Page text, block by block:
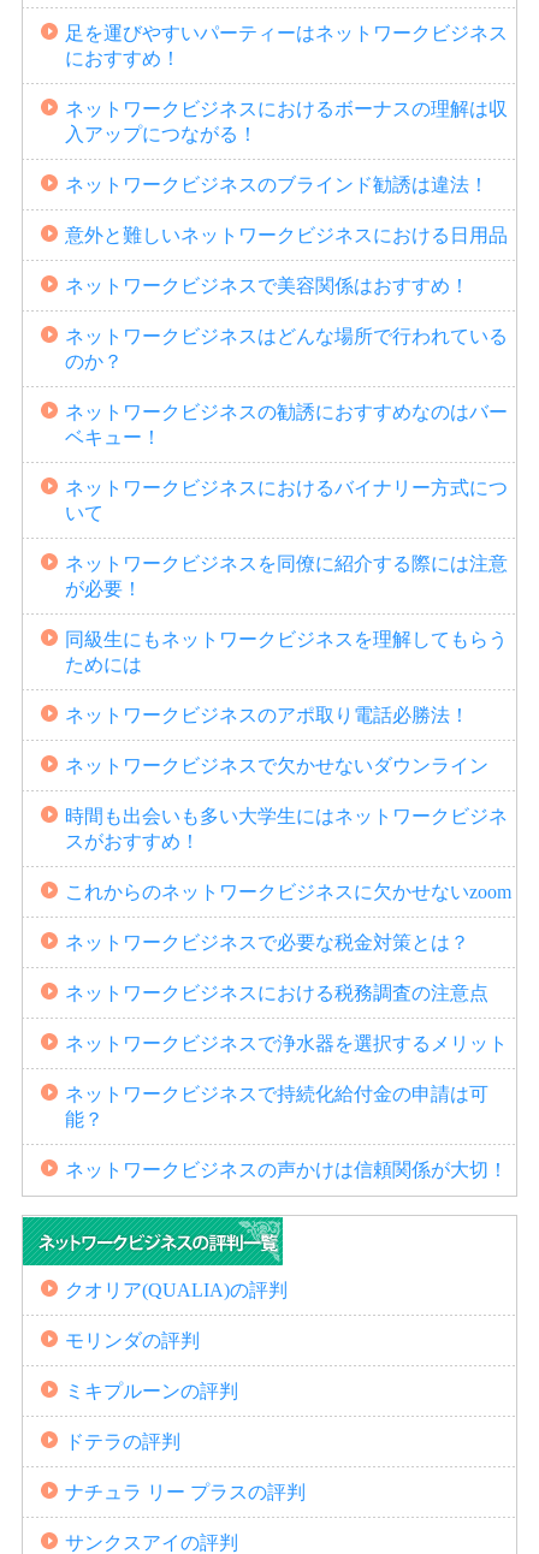
足を運びやすいパーティーはネットワークビジネス
におすすめ！
ネットワークビジネスにおけるボーナスの理解は収
入アップにつながる！
ネットワークビジネスのブラインド勧誘は違法！
意外と難しいネットワークビジネスにおける日用品
ネットワークビジネスで美容関係はおすすめ！
ネットワークビジネスはどんな場所で行われている
のか？
ネットワークビジネスの勧誘におすすめなのはバー
ベキュー！
ネットワークビジネスにおけるバイナリー方式につ
いて
ネットワークビジネスを同僚に紹介する際には注意
が必要！
同級生にもネットワークビジネスを理解してもらう
ためには
ネットワークビジネスのアポ取り電話必勝法！
ネットワークビジネスで欠かせないダウンライン
時間も出会いも多い大学生にはネットワークビジネ
スがおすすめ！
これからのネットワークビジネスに欠かせないzoom
ネットワークビジネスで必要な税金対策とは？
ネットワークビジネスにおける税務調査の注意点
ネットワークビジネスで浄水器を選択するメリット
ネットワークビジネスで持続化給付金の申請は可
能？
ネットワークビジネスの声かけは信頼関係が大切！
クオリア(QUALIA)の評判
モリンダの評判
ミキプルーンの評判
ドテラの評判
ナチュラ リー プラスの評判
サンクスアイの評判